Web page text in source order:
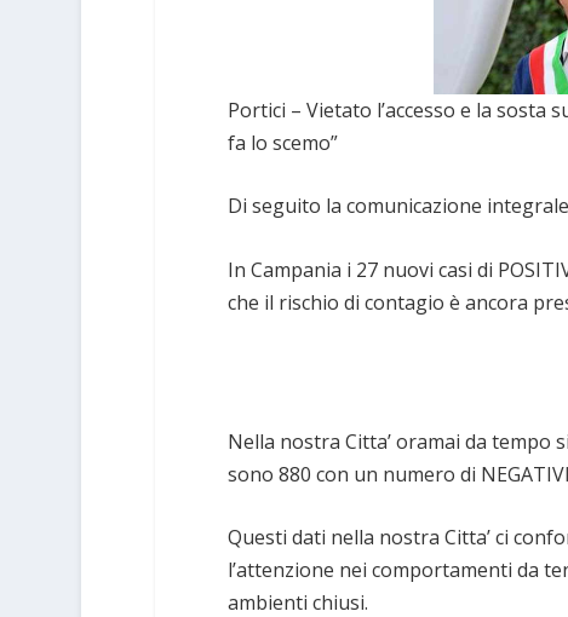
Portici – Vietato l’accesso e la sosta
fa lo scemo”
Di seguito la comunicazione
In Campania i 27 nuovi casi di
che il rischio di contagio è ancora
Nella nostra Citta’ oramai da tempo
sono 880 con un numero di
Questi dati nella nostra Citta’ ci
l’attenzione nei comportamenti da
ambienti chiusi.